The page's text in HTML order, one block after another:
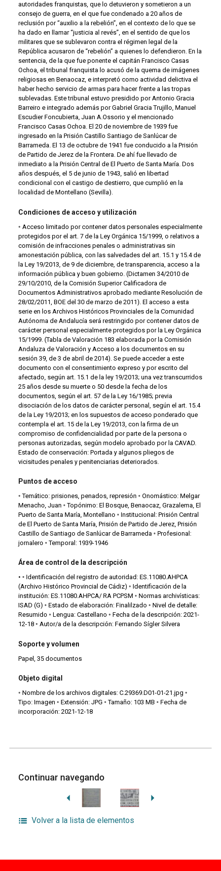
autoridades franquistas, que lo detuvieron y sometieron a un
consejo de guerra, en el que fue condenado a 20 años de
reclusión por “auxilio a la rebelión”, en el contexto de lo que se
ha dado en llamar “justicia al revés”, en el sentido de que los
militares que se sublevaron contra el régimen legal de la
República acusaron de “rebelión” a quienes lo defendieron. En la
sentencia, de la que fue ponente el capitán Francisco Casas
Ochoa, el tribunal franquista lo acusó de la quema de imágenes
religiosas en Benaocaz, e interpretó como actividad delictiva el
haber hecho servicio de armas para hacer frente a las tropas
sublevadas. Este tribunal estuvo presidido por Antonio Gracia
Barreiro e integrado además por Gabriel Gracia Trujillo, Manuel
Escudier Foncubierta, Juan A.Ossorio y el mencionado
Francisco Casas Ochoa. El 20 de noviembre de 1939 fue
ingresado en la Prisión Castillo Santiago de Sanlúcar de
Barrameda. El 13 de octubre de 1941 fue conducido a la Prisión
de Partido de Jerez de la Frontera. De ahí fue llevado de
inmediato a la Prisión Central de El Puerto de Santa María. Dos
años después, el 5 de junio de 1943, salió en libertad
condicional con el castigo de destierro, que cumplió en la
localidad de Montellano (Sevilla).
Condiciones de acceso y utilización
◦ Acceso limitado por contener datos personales especialmente
protegidos por el art. 7 de la Ley Orgánica 15/1999, o relativos a
comisión de infracciones penales o administrativas sin
amonestación pública, con las salvedades del art. 15.1 y 15.4 de
la Ley 19/2013, de 9 de diciembre, de transparencia, acceso a la
información pública y buen gobierno. (Dictamen 34/2010 de
29/10/2010, de la Comisión Superior Calificadora de
Documentos Administrativos aprobado mediante Resolución de
28/02/2011, BOE del 30 de marzo de 2011). El acceso a esta
serie en los Archivos Históricos Provinciales de la Comunidad
Autónoma de Andalucía será restringido por contener datos de
carácter personal especialmente protegidos por la Ley Orgánica
15/1999. (Tabla de Valoración 183 elaborada por la Comisión
Andaluza de Valoración y Acceso a los documentos en su
sesión 39, de 3 de abril de 2014). Se puede acceder a este
documento con el consentimiento expreso y por escrito del
afectado, según art. 15.1 de la ley 19/2013; una vez transcurridos
25 años desde su muerte o 50 desde la fecha de los
documentos, según el art. 57 de la Ley 16/1985; previa
disociación de los datos de carácter personal, según el art. 15.4
de la Ley 19/2013; en los supuestos de acceso ponderado que
contempla el art. 15 de la Ley 19/2013, con la firma de un
compromiso de confidencialidad por parte de la persona o
personas autorizadas, según modelo aprobado por la CAVAD.
Estado de conservación: Portada y algunos pliegos de
vicisitudes penales y penitenciarias deteriorados.
Puntos de acceso
◦ Temático: prisiones, penados, represión ◦ Onomástico: Melgar
Menacho, Juan ◦ Topónimo: El Bosque, Benaocaz, Grazalema, El
Puerto de Santa María, Montellano ◦ Institucional: Prisión Central
de El Puerto de Santa María, Prisión de Partido de Jerez, Prisión
Castillo de Santiago de Sanlúcar de Barrameda ◦ Profesional:
jornalero ◦ Temporal: 1939-1946
Área de control de la descripción
• ◦ Identificación del registro de autoridad: ES.11080.AHPCA
(Archivo Histórico Provincial de Cádiz) ◦ Identificación de la
institución: ES.11080.AHPCA/ RA PCPSM ◦ Normas archivísticas:
ISAD (G) ◦ Estado de elaboración: Finalilzado ◦ Nivel de detalle:
Resumido ◦ Lengua: Castellano ◦ Fecha de la descripción: 2021-
12-18 ◦ Autor/a de la descripción: Fernando Sígler Silvera
Soporte y volumen
Papel, 35 documentos
Objeto digital
◦ Nombre de los archivos digitales: C.29369.D01-01-21.jpg ◦
Tipo: Imagen ◦ Extensión: JPG ◦ Tamaño: 103 MB ◦ Fecha de
incorporación: 2021-12-18
Continuar navegando
Volver a la lista de elementos